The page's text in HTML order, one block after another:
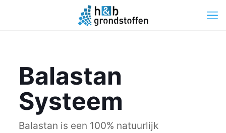
Balastan
Systeem
Balastan is een 100% natuurlijk